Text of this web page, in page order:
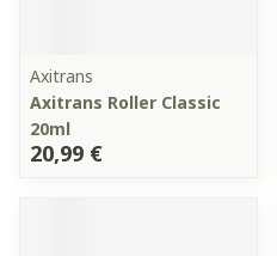
Axitrans
Axitrans Roller Classic
20ml
20,99 €